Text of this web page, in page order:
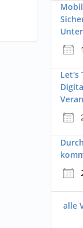
Let's
alle